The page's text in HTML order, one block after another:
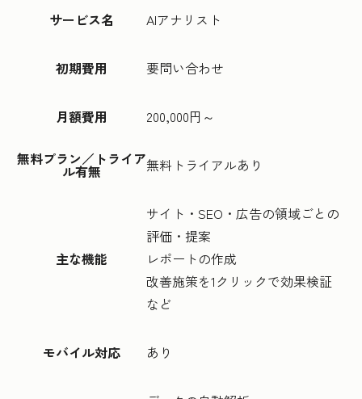
サービス名
AIアナリスト
初期費用 要問い合わせ
月額費用 200,000円～
無料プラン／トライア
ル有無 無料トライアルあり
主な機能
サイト・SEO・広告の領域ごとの
評価・提案
レポートの作成
改善施策を1クリックで効果検証
など
モバイル対応 あり